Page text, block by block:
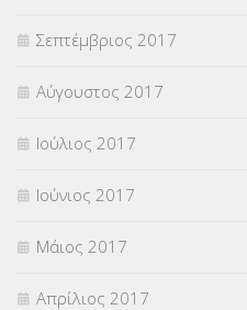
Σεπτέμβριος 2017
Αύγουστος 2017
Ιούλιος 2017
Ιούνιος 2017
Μάιος 2017
Απρίλιος 2017